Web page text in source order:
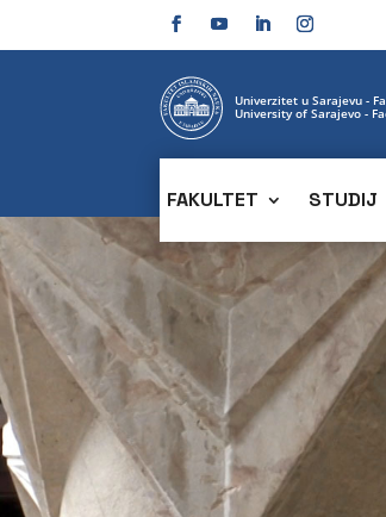
FAKULTET STUDIJ